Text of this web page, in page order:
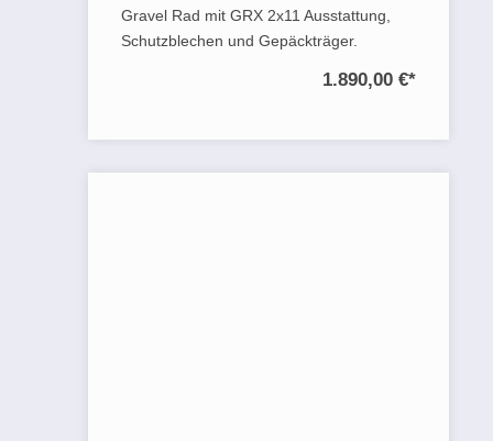
Gravel Rad mit GRX 2x11 Ausstattung,
Schutzblechen und Gepäckträger.
1.890,00 €*